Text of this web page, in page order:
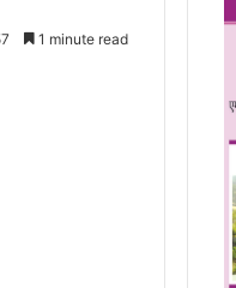
1 minute read